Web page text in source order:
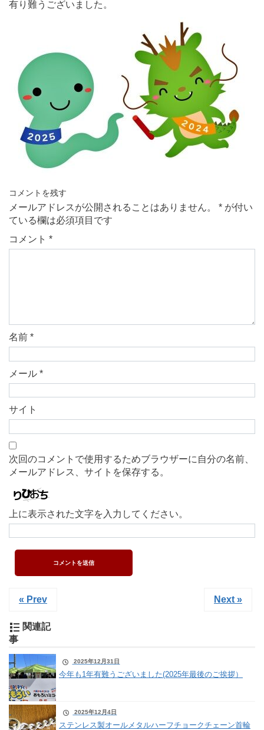
有り難うございました。
コメントを残す
メールアドレスが公開されることはありません。 * が付い
ている欄は必須項目です
コメント *
名前 *
メール *
サイト
次回のコメントで使用するためブラウザーに自分の名前、
メールアドレス、サイトを保存する。
上に表示された文字を入力してください。
« Prev Next »
関連記
事
2025年12月31日
今年も1年有難うございました(2025年最後のご挨拶）
2025年12月4日
ステンレス製オールメタルハーフチョークチェーン首輪